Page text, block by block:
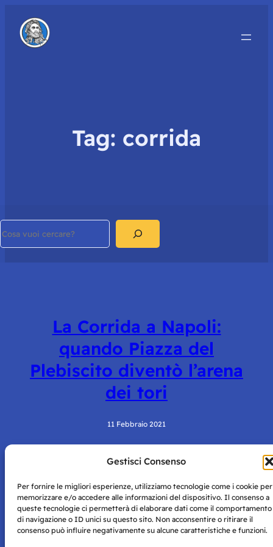
Gestisci Consenso
Per fornire le migliori esperienze, utilizziamo tecnologie come i cookie per
memorizzare e/o accedere alle informazioni del dispositivo. Il consenso a
queste tecnologie ci permetterà di elaborare dati come il comportamento
di navigazione o ID unici su questo sito. Non acconsentire o ritirare il
consenso può influire negativamente su alcune caratteristiche e funzioni.
Tag: corrida
La Corrida a Napoli:
quando Piazza del
Plebiscito diventò l’arena
dei tori
11 Febbraio 2021